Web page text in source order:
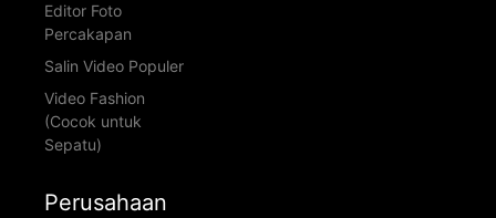
Editor Foto
Percakapan
Salin Video Populer
Video Fashion
(Cocok untuk
Sepatu)
Perusahaan